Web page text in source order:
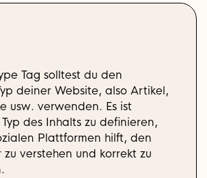
Tag solltest du den
deiner Website, also Artikel,
usw. verwenden. Es ist
des Inhalts zu definieren,
Plattformen hilft, den
zu verstehen und korrekt zu